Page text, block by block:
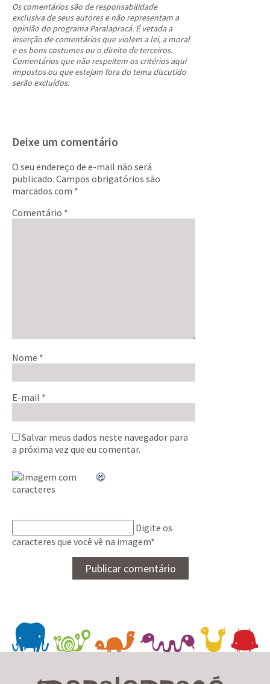
Os comentários são de responsabilidade
exclusiva de seus autores e não representam a
opinião do programa Paralapracá. É vetada a
inserção de comentários que violem a lei, a moral
e os bons costumes ou o direito de terceiros.
Comentários que não respeitem os critérios aqui
impostos ou que estejam fora do tema discutido
serão excluídos.
Deixe um comentário
O seu endereço de e-mail não será
publicado. Campos obrigatórios são
marcados com *
Comentário *
Nome *
E-mail *
Salvar meus dados neste navegador para
a próxima vez que eu comentar.
Digite os
caracteres que você vê na imagem*